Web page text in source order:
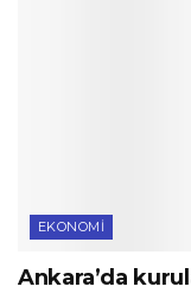
EKONOMI
Ankara’da